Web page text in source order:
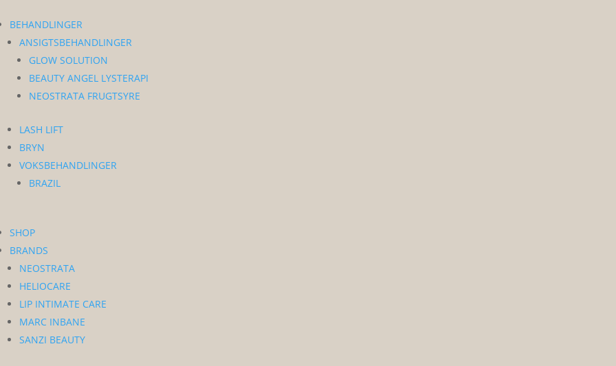
BEHANDLINGER
ANSIGTSBEHANDLINGER
GLOW SOLUTION
BEAUTY ANGEL LYSTERAPI
NEOSTRATA FRUGTSYRE
LASH LIFT
BRYN
VOKSBEHANDLINGER
BRAZIL
SHOP
BRANDS
NEOSTRATA
HELIOCARE
LIP INTIMATE CARE
MARC INBANE
SANZI BEAUTY